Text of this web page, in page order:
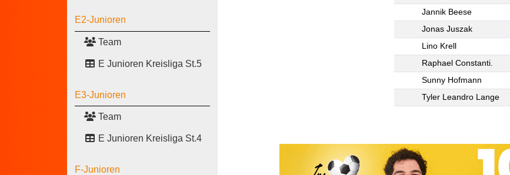
E2-Junioren
Team
E Junioren Kreisliga St.5
E3-Junioren
Team
E Junioren Kreisliga St.4
F-Junioren
Jannik Beese
Jonas Juszak
Lino Krell
Raphael Constanti.
Sunny Hofmann
Tyler Leandro Lange